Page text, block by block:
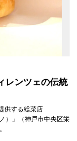
レンツェの伝統
供する総菜店
）」（神戸市中央区栄